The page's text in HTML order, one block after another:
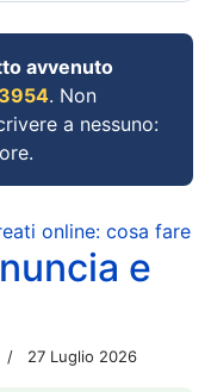
avvenuto
. Non
a nessuno:
online: cosa fare
e
27 Luglio 2026